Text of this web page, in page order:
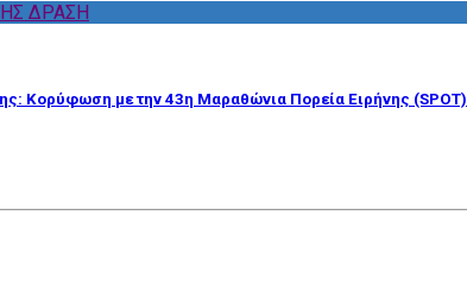
ΔΡΑΣΗ
Κορύφωση με την 43η Μαραθώνια Πορεία Ειρήνης (SPOT)